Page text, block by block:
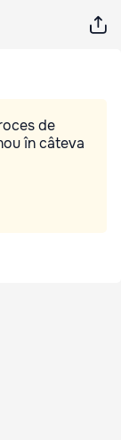
de
în câteva